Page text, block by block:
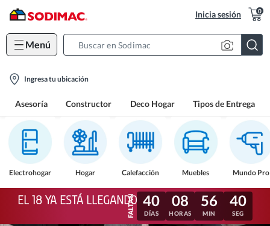
Inicia sesión 0
Menú
location-
Ingresa tu ubicación
Asesoría Constructor Deco Hogar Tipos de Entrega
Electrohogar Hogar Calefacción Muebles Mundo Pro
EL 18 YA ESTÁ LLEGANDO 40
DÍAS
08
HORAS
56
MIN
37
SEG